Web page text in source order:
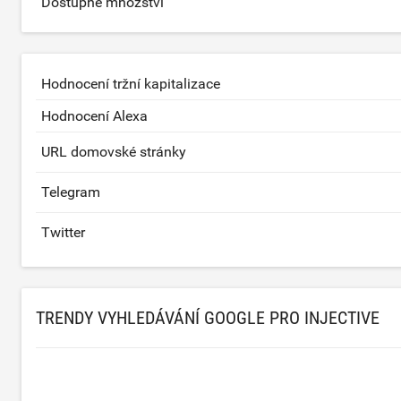
Hodnocení tržní kapitalizace
Hodnocení Alexa
URL domovské stránky
Telegram
Twitter
TRENDY VYHLEDÁVÁNÍ GOOGLE PRO INJECTIVE